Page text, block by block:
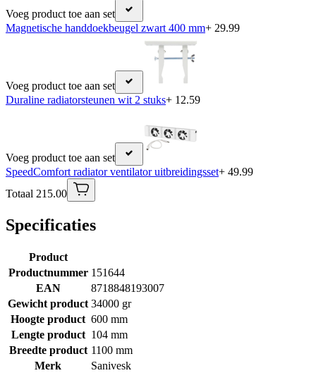
Voeg product toe aan set
Magnetische handdoekbeugel zwart 400 mm+ 29.99
Voeg product toe aan set
Duraline radiatorsteunen wit 2 stuks+ 12.59
Voeg product toe aan set
SpeedComfort radiator ventilator uitbreidingsset+ 49.99
Totaal 215.00
Specificaties
Product
Productnummer 151644
EAN
8718848193007
Gewicht product 34000 gr
Hoogte product 600 mm
Lengte product 104 mm
Breedte product 1100 mm
Merk
Sanivesk